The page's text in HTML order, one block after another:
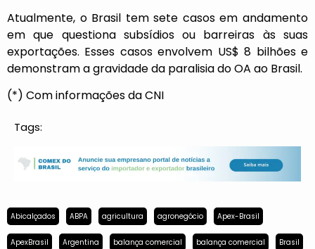
Atualmente, o Brasil tem sete casos em andamento
em que questiona subsídios ou barreiras às suas
exportações. Esses casos envolvem US$ 8 bilhões e
demonstram a gravidade da paralisia do OA ao Brasil.
(*) Com informações da CNI
Tags:
Abicalçados ABPA agricultura agronegócio Apex-Brasil
ApexBrasil Argentina balança comercial balança comercial Brasil